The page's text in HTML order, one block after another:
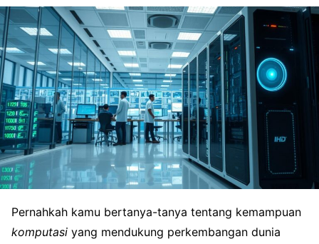
Pernahkah kamu bertanya-tanya tentang kemampuan
komputasi yang mendukung perkembangan dunia